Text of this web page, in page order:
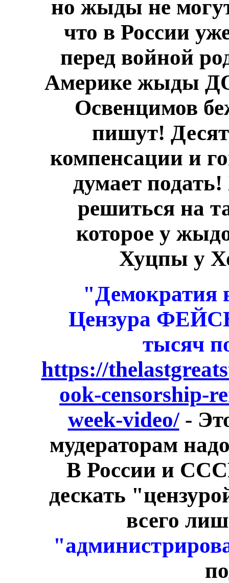
но жыды не
что в России
перед войной
Америке жыды ДО
Освенцимов
пишут!
компенсации и
думает
решиться на
которое у
Хуцпы у
"Демократия
Цензура
тысяч
https://
ook-censorship-
week-video/-
мудераторам
В России и
дескать
всего